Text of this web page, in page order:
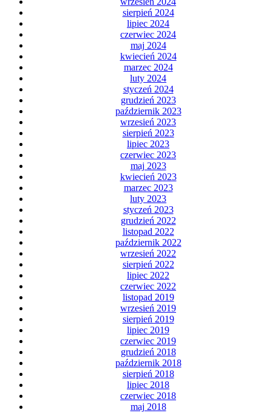
sierpień 2024
lipiec 2024
czerwiec 2024
maj 2024
kwiecień 2024
marzec 2024
luty 2024
styczeń 2024
grudzień 2023
październik 2023
wrzesień 2023
sierpień 2023
lipiec 2023
czerwiec 2023
maj 2023
kwiecień 2023
marzec 2023
luty 2023
styczeń 2023
grudzień 2022
listopad 2022
październik 2022
wrzesień 2022
sierpień 2022
lipiec 2022
czerwiec 2022
listopad 2019
wrzesień 2019
sierpień 2019
lipiec 2019
czerwiec 2019
grudzień 2018
październik 2018
sierpień 2018
lipiec 2018
czerwiec 2018
maj 2018